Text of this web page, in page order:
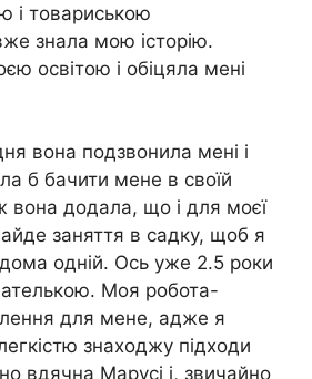
і товариською
знала мою історію.
освітою і обіцяла мені
вона подзвонила мені і
б бачити мене в своїй
вона додала, що і для моєї
заняття в садку, щоб я
одній. Ось уже 2.5 роки
Моя робота-
для мене, адже я
знаходжу підходи
вдячна Марусі і, звичайно